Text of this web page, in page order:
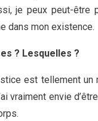
je peux peut-être
dans mon existence.
? Lesquelles ?
est tellement un
vraiment envie